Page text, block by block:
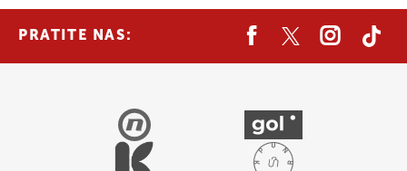
PRATITE NAS: